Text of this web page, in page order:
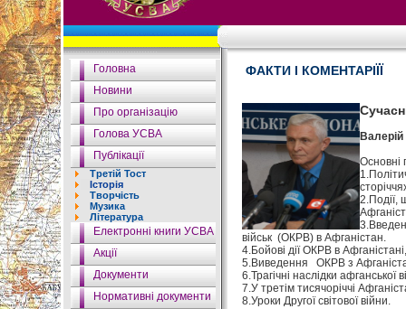
Головна
Новини
Про організацію
Голова УСВА
Публікації
Третій Тост
Історія
Творчість
Музика
Література
Електронні книги УСВА
Акції
Документи
Нормативні документи
ФАКТИ І КОМЕНТАРІЇЇ
Основні
2.Події,
військ (ОКРВ) в Афганістан.
4.Бойові дії ОКРВ в Афганістані,
5.Виведення ОКРВ з
6.Трагічні наслідки
7.У третім тисячоріччі
8.Уроки Другої світової війни.